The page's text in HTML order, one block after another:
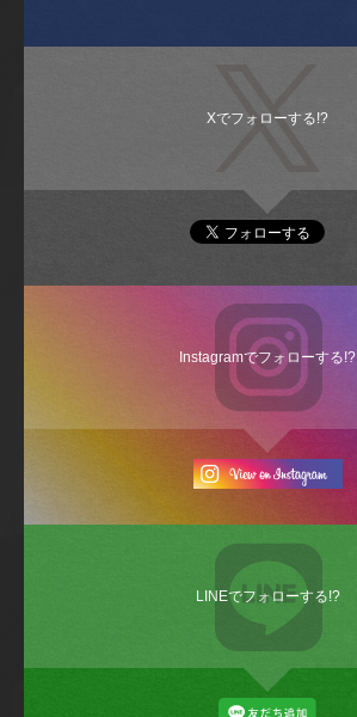
Xでフォローする!?
Instagramでフォローする!?
LINEでフォローする!?